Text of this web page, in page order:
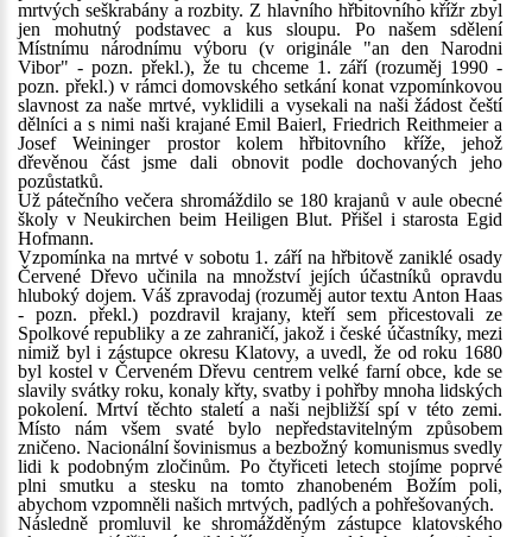
mrtvých seškrabány a rozbity. Z hlavního hřbitovního křížr zbyl
jen mohutný podstavec a kus sloupu. Po našem sdělení
Místnímu národnímu výboru (v originále "an den Narodni
Vibor" - pozn. překl.), že tu chceme 1. září (rozuměj 1990 -
pozn. překl.) v rámci domovského setkání konat vzpomínkovou
slavnost za naše mrtvé, vyklidili a vysekali na naši žádost čeští
dělníci a s nimi naši krajané Emil Baierl, Friedrich Reithmeier a
Josef Weininger prostor kolem hřbitovního kříže, jehož
dřevěnou část jsme dali obnovit podle dochovaných jeho
pozůstatků.
Už pátečního večera shromáždilo se 180 krajanů v aule obecné
školy v Neukirchen beim Heiligen Blut. Přišel i starosta Egid
Hofmann.
Vzpomínka na mrtvé v sobotu 1. září na hřbitově zaniklé osady
Červené Dřevo učinila na množství jejích účastníků opravdu
hluboký dojem. Váš zpravodaj (rozuměj autor textu Anton Haas
- pozn. překl.) pozdravil krajany, kteří sem přicestovali ze
Spolkové republiky a ze zahraničí, jakož i české účastníky, mezi
nimiž byl i zástupce okresu Klatovy, a uvedl, že od roku 1680
byl kostel v Červeném Dřevu centrem velké farní obce, kde se
slavily svátky roku, konaly křty, svatby i pohřby mnoha lidských
pokolení. Mrtví těchto staletí a naši nejbližší spí v této zemi.
Místo nám všem svaté bylo nepředstavitelným způsobem
zničeno. Nacionální šovinismus a bezbožný komunismus svedly
lidi k podobným zločinům. Po čtyřiceti letech stojíme poprvé
plni smutku a stesku na tomto zhanobeném Božím poli,
abychom vzpomněli našich mrtvých, padlých a pohřešovaných.
Následně promluvil ke shromážděným zástupce klatovského